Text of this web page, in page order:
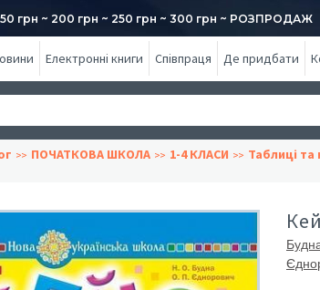
грн ~ 200 грн ~ 250 грн ~ 300 грн ~ РОЗПРОДАЖ
Електронні книги Співпраця Де придбати
ПОЧАТКОВА ШКОЛА 1-4 КЛАСИ Таблиці